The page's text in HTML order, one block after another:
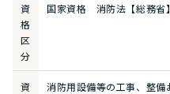
資
格
区
分
国家資格 消防法【総務省】
資
消防用設備等の工事、整備